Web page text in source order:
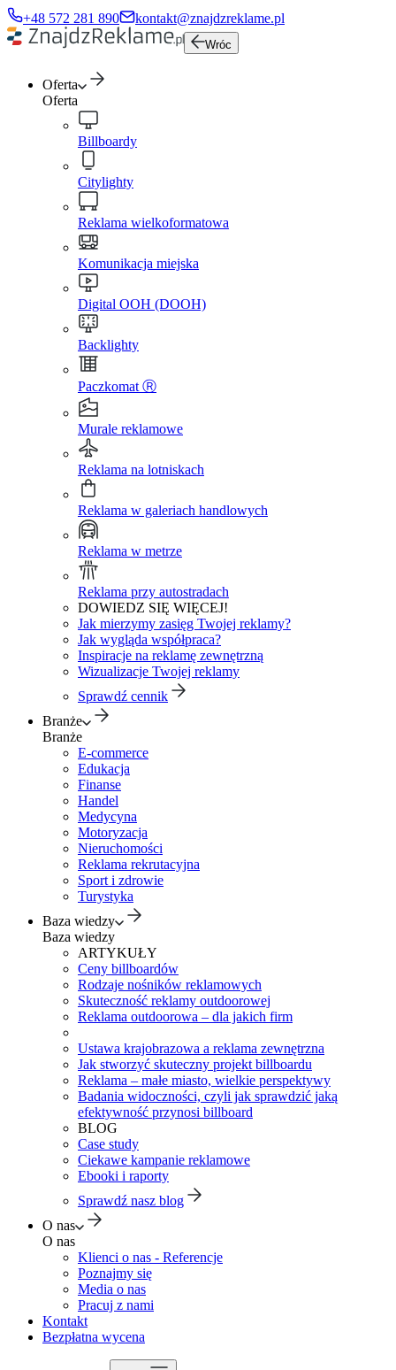
+48 572 281 890 kontakt@znajdzreklame.pl
Wróc
Oferta
Oferta
Billboardy
Citylighty
Reklama wielkoformatowa
Komunikacja miejska
Digital OOH (DOOH)
Backlighty
Paczkomat Ⓡ
Murale reklamowe
Reklama na lotniskach
Reklama w galeriach handlowych
Reklama w metrze
Reklama przy autostradach
DOWIEDZ SIĘ WIĘCEJ!
Jak mierzymy zasięg Twojej reklamy?
Jak wygląda współpraca?
Inspiracje na reklamę zewnętrzną
Wizualizacje Twojej reklamy
Sprawdź cennik
Branże
Branże
E-commerce
Edukacja
Finanse
Handel
Medycyna
Motoryzacja
Nieruchomości
Reklama rekrutacyjna
Sport i zdrowie
Turystyka
Baza wiedzy
Baza wiedzy
ARTYKUŁY
Ceny billboardów
Rodzaje nośników reklamowych
Skuteczność reklamy outdoorowej
Reklama outdoorowa – dla jakich firm
Ustawa krajobrazowa a reklama zewnętrzna
Jak stworzyć skuteczny projekt billboardu
Reklama – małe miasto, wielkie perspektywy
Badania widoczności, czyli jak sprawdzić jaką
efektywność przynosi billboard
BLOG
Case study
Ciekawe kampanie reklamowe
Ebooki i raporty
Sprawdź nasz blog
O nas
O nas
Klienci o nas - Referencje
Poznajmy się
Media o nas
Pracuj z nami
Kontakt
Bezpłatna wycena